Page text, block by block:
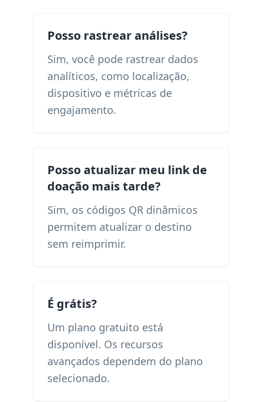
Posso rastrear análises?
Sim, você pode rastrear dados
analíticos, como localização,
dispositivo e métricas de
engajamento.
Posso atualizar meu link de
doação mais tarde?
Sim, os códigos QR dinâmicos
permitem atualizar o destino
sem reimprimir.
É grátis?
Um plano gratuito está
disponível. Os recursos
avançados dependem do plano
selecionado.